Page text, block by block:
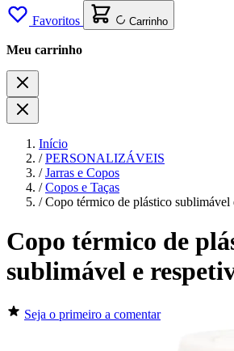
Favoritos Carrinho
Meu carrinho
Início
/ PERSONALIZÁVEIS
/ Jarras e Copos
/ Copos e Taças
/ Copo térmico de plástico sublimável
Copo térmico de
sublimável e
Seja o primeiro a comentar